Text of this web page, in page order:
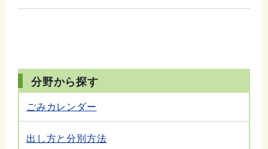
分野から探す
ごみカレンダー
出し方と分別方法